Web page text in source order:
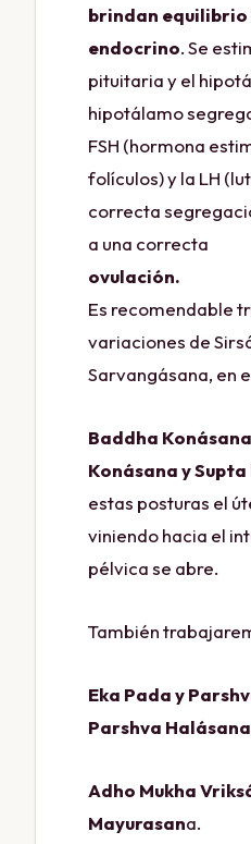
brindan equilibrio
endocrino. Se
pituitaria y el
hipotálamo
FSH (hormona
folículos) y la LH
correcta
a una correcta
ovulación.
Es recomendable
variaciones de
Sarvangásana, en
Baddha
Konásana y
estas posturas el
viniendo hacia el
pélvica se abre.
También
Eka Pada y
Parshva
Adho Mukha
Mayurasana.